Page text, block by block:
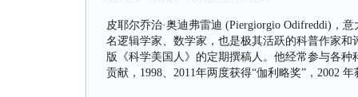
皮耶尔乔治·奥迪弗雷迪 (Piergiorgio Odifreddi)，
名逻辑学家、数学家，也是极其活跃的科普作家
版《科学美国人》的定期撰稿人。他经常参与各
贡献，1998、2011年两度获得“伽利略奖”，2002